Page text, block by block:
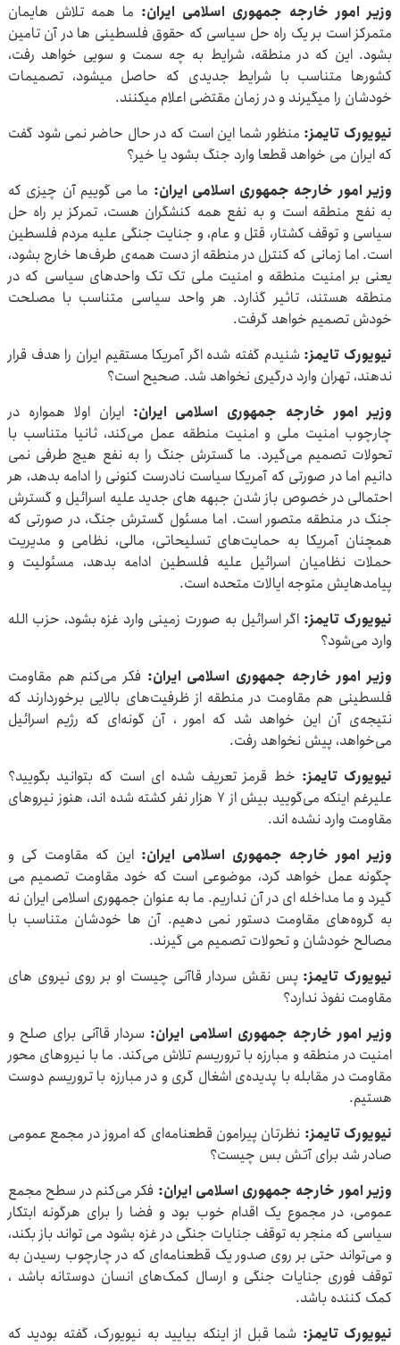
وزیر امور خارجه جمهوری اسلامی ایران: ما همه تلاش هایمان
متمرکز است بر یک راه حل سیاسی که حقوق فلسطینی ها در آن تامین
بشود. این که در منطقه، شرایط به چه سمت و سویی خواهد رفت،
کشورها متناسب با شرایط جدیدی که حاصل میشود، تصمیمات
خودشان را میگیرند و در زمان مقتضی اعلام میکنند.
نیویورک تایمز: منظور شما این است که در حال حاضر نمی شود گفت
که ایران می خواهد قطعا وارد جنگ بشود یا خیر؟
وزیر امور خارجه جمهوری اسلامی ایران: ما می گوییم آن چیزی که
به نفع منطقه است و به نفع همه کنشگران هست، تمرکز بر راه حل
سیاسی و توقف کشتار، قتل و عام، و جنایت جنگی علیه مردم فلسطین
است. اما زمانی که کنترل در منطقه از دست همه‌ی طرف‌ها خارج بشود،
یعنی بر امنیت منطقه و امنیت ملی تک تک واحدهای سیاسی که در
منطقه هستند، تاثیر گذارد. هر واحد سیاسی متناسب با مصلحت
خودش تصمیم خواهد گرفت.
نیویورک تایمز: شنیدم گفته شده اگر آمریکا مستقیم ایران را هدف قرار
ندهند، تهران وارد درگیری نخواهد شد. صحیح است؟
وزیر امور خارجه جمهوری اسلامی ایران:ایران اولا همواره در
چارچوب امنیت ملی و امنیت منطقه عمل می‌کند، ثانیا متناسب با
تحولات تصمیم می‌گیرد. ما گسترش جنگ را به نفع هیچ طرفی نمی
دانیم اما در صورتی که آمریکا سیاست نادرست کنونی را ادامه بدهد، هر
احتمالی در خصوص باز شدن جبهه های جدید علیه اسرائیل و گسترش
جنگ در منطقه متصور است. اما مسئول گسترش جنگ، در صورتی که
همچنان آمریکا به حمایت‌های تسلیحاتی، مالی، نظامی و مدیریت
حملات نظامیان اسرائیل علیه فلسطین ادامه بدهد، مسئولیت و
پیامدهایش متوجه ایالات متحده است.
نیویورک تایمز: اگر اسرائیل به صورت زمینی وارد غزه بشود، حزب الله
وارد می‌شود؟
وزیر امور خارجه جمهوری اسلامی ایران: فکر می‌کنم هم مقاومت
فلسطینی هم مقاومت در منطقه از ظرفیت‌های بالایی برخوردارند که
نتیجه‌ی آن این خواهد شد که امور ، آن گونه‌ای که رژیم اسرائیل
می‌خواهد، پیش نخواهد رفت.
نیویورک تایمز: خط قرمز تعریف شده ای است که بتوانید بگویید؟
علیرغم اینکه می‌گویید بیش از ۷ هزار نفر کشته شده اند، هنوز نیروهای
مقاومت وارد نشده اند.
وزیر امور خارجه جمهوری اسلامی ایران: این که مقاومت کی و
چگونه عمل خواهد کرد، موضوعی است که خود مقاومت تصمیم می
گیرد و ما مداخله ای در آن نداریم. ما به عنوان جمهوری اسلامی ایران نه
به گروه‌های مقاومت دستور نمی دهیم. آن ها خودشان متناسب با
مصالح خودشان و تحولات تصمیم می‌ گیرند.
نیویورک تایمز: پس نقش سردار قاآنی چیست او بر روی نیروی های
مقاومت نفوذ ندارد؟
وزیر امور خارجه جمهوری اسلامی ایران: سردار قاآنی برای صلح و
امنیت در منطقه و مبارزه با تروریسم تلاش می‌کند. ما با نیروهای محور
مقاومت در مقابله با پدیده‌ی اشغال گری و در مبارزه با تروریسم دوست
هستیم.
نیویورک تایمز: نظرتان پیرامون قطعنامه‌ای که امروز در مجمع عمومی
صادر شد برای آتش بس چیست؟
وزیر امور خارجه جمهوری اسلامی ایران: فکر می‌کنم در سطح مجمع
عمومی، در مجموع یک اقدام خوب بود و فضا را برای هرگونه ابتکار
سیاسی که منجر به توقف جنایات جنگی در غزه بشود می تواند باز بکند،
و می‌تواند حتی بر روی صدور یک قطعنامه‌ای که در چارچوب رسیدن به
توقف فوری جنایات جنگی و ارسال کمک‌های انسان دوستانه باشد ،
کمک کننده باشد.
نیویورک تایمز: شما قبل از اینکه بیایید به نیویورک، گفته بودید که